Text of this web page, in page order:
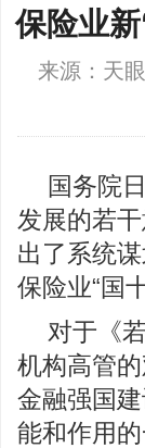
保险业
来源：天
国务院
发展的若
出了系统
保险业“国十
对于《
机构高管
金融强国
能和作用的